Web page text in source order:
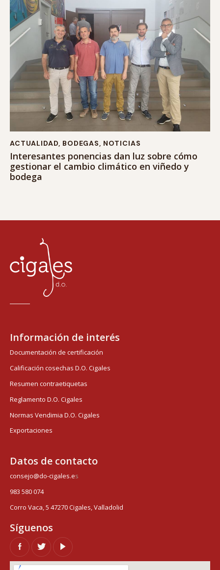
ACTUALIDAD BODEGAS NOTICIAS
Interesantes ponencias dan luz sobre cómo
gestionar el cambio climático en viñedo y
bodega
Información de interés
Documentación de certificación
Calificación cosechas D.O. Cigales
Resumen contraetiquetas
Reglamento D.O. Cigales
Normas Vendimia D.O. Cigales
Exportaciones
Datos de contacto
consejo@do-cigales.es
983 580 074
Corro Vaca, 5 47270 Cigales, Valladolid
Síguenos